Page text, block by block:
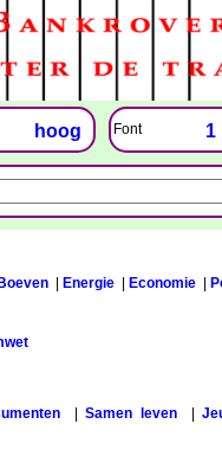
hoog Font 1
Energie Economie
|Samen leven|